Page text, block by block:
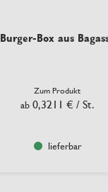
Burger-Box aus
Zum Produkt
ab 0,3211 € / St.
lieferbar